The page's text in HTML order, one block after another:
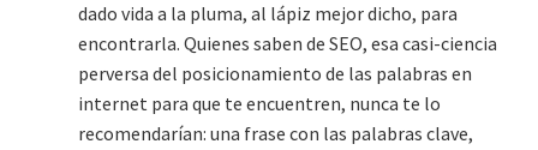
dado vida a la pluma, al lápiz mejor dicho, para
encontrarla. Quienes saben de SEO, esa casi-ciencia
perversa del posicionamiento de las palabras en
internet para que te encuentren, nunca te lo
recomendarían: una frase con las palabras clave,